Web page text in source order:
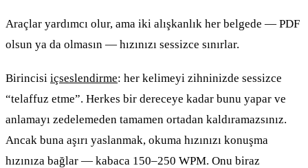
Araçlar yardımcı olur, ama iki alışkanlık her belgede — PDF
olsun ya da olmasın — hızınızı sessizce sınırlar.
Birincisi içseslendirme: her kelimeyi zihninizde sessizce
“telaffuz etme”. Herkes bir dereceye kadar bunu yapar ve
anlamayı zedelemeden tamamen ortadan kaldıramazsınız.
Ancak buna aşırı yaslanmak, okuma hızınızı konuşma
hızınıza bağlar — kabaca 150–250 WPM. Onu biraz